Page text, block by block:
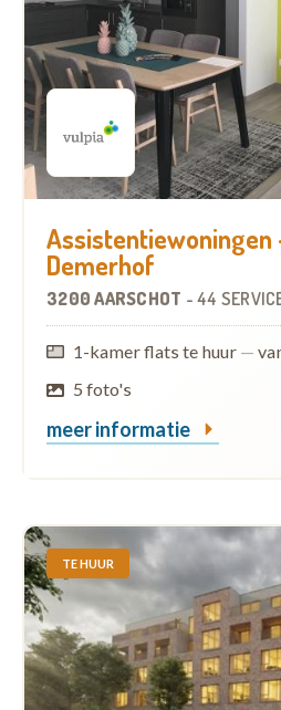
Assistentiewoningen
Demerhof
3200 AARSCHOT - 44
1-kamer flats te huur —
5 foto's
meer informatie
TE HUUR